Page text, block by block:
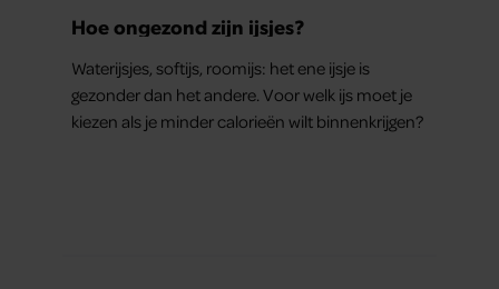
Hoe ongezond zijn ijsjes?
Waterijsjes, softijs, roomijs: het ene ijsje is
gezonder dan het andere. Voor welk ijs moet je
kiezen als je minder calorieën wilt binnenkrijgen?